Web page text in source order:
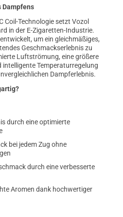
Dampfens
Coil-Technologie setzt Vozol
in der E-Zigaretten-Industrie.
um ein gleichmäßiges,
Geschmackserlebnis zu
Luftströmung, eine größere
Temperaturregelung
Dampferlebnis.
durch eine optimierte
bei jedem Zug ohne
durch eine verbesserte
Aromen dank hochwertiger